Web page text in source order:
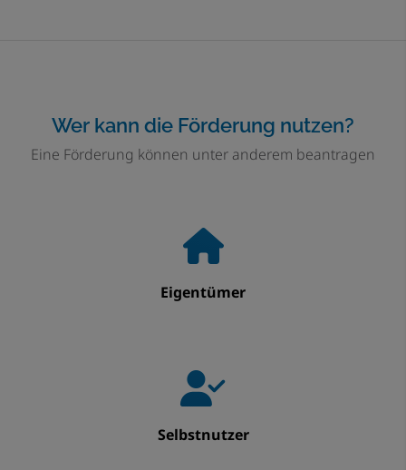
Wer kann die Förderung nutzen?
Eine Förderung können unter anderem beantragen
Eigentümer
Selbstnutzer